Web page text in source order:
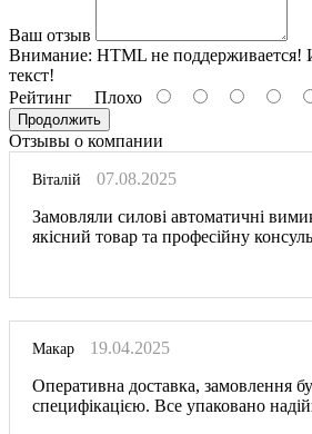
Ваш отзыв
Внимание: HTML не поддерживается!
текст!
Рейтинг Плохо
Продолжить
Отзывы о компании
Віталій
07.08.2025
Замовляли силові автоматичні
якісний товар та професійну
Макар
19.04.2025
Оперативна доставка, замовлення
специфікацією. Все упаковано